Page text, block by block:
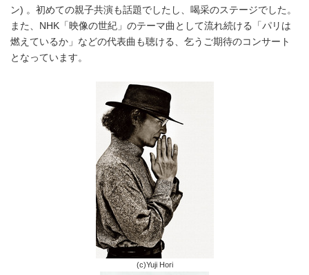
ン) 。初めての親子共演も話題でしたし、喝采のステージでした。
また、NHK「映像の世紀」のテーマ曲として流れ続ける「パリは
燃えているか」などの代表曲も聴ける、乞うご期待のコンサート
となっています。
(c)Yuji Hori